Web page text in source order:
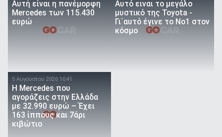
Αυτή είναι η πανέμορφη
Mercedes των 115.430
ευρώ
Αυτό ειναι τo μεγάλο
μυστικό της Toyota -
Γι΄αυτό έγινε το Νο1 στον
κόσμο
5 Αυγούστου 2026 16:41
Η Mercedes που
αγοράζεις στην Ελλάδα
με 32.990 ευρώ – Έχει
163 ίππους και 7άρι
κιβώτιο